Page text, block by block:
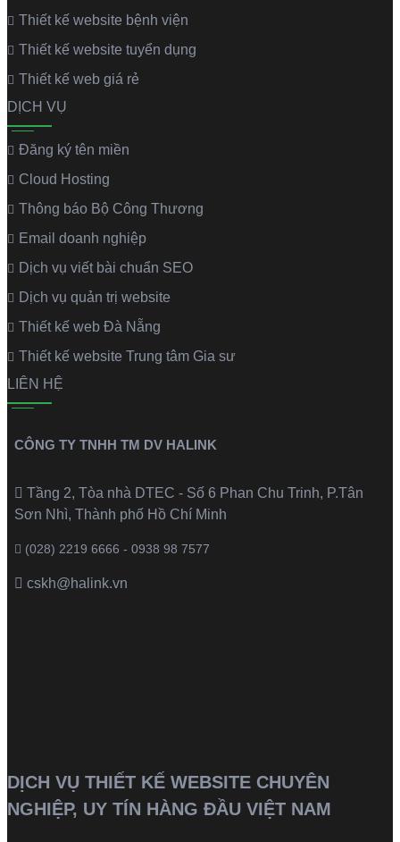
Thiết kế website bệnh viện
Thiết kế website tuyển dụng
Thiết kế web giá rẻ
DỊCH VỤ
Đăng ký tên miền
Cloud Hosting
Thông báo Bộ Công Thương
Email doanh nghiệp
Dịch vụ viết bài chuẩn SEO
Dịch vụ quản trị website
Thiết kế web Đà Nẵng
Thiết kế website Trung tâm Gia sư
LIÊN HỆ
CÔNG TY TNHH TM DV HALINK
Tầng 2, Tòa nhà DTEC - Số 6 Phan Chu Trinh, P.Tân
Sơn Nhì, Thành phố Hồ Chí Minh
(028) 2219 6666 - 0938 98 7577
cskh@halink.vn
DỊCH VỤ THIẾT KẾ WEBSITE CHUYÊN
NGHIỆP, UY TÍN HÀNG ĐẦU VIỆT NAM